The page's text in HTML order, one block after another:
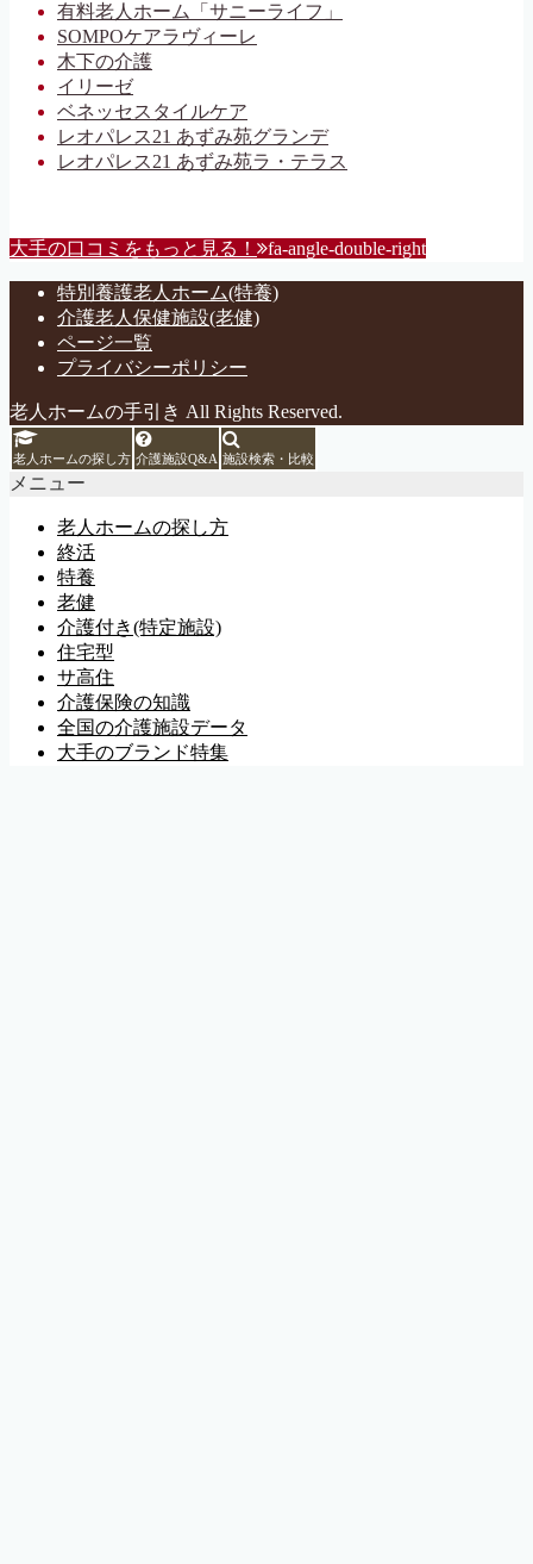
有料老人ホーム「サニーライフ」
SOMPOケアラヴィーレ
木下の介護
イリーゼ
ベネッセスタイルケア
レオパレス21 あずみ苑グランデ
レオパレス21 あずみ苑ラ・テラス
大手の口コミをもっと見る！ fa-angle-double-right
特別養護老人ホーム(特養)
介護老人保健施設(老健)
ページ一覧
プライバシーポリシー
老人ホームの手引き All Rights Reserved.
老人ホームの探し方 介護施設Q&A 施設検索・比較
メニュー
老人ホームの探し方
終活
特養
老健
介護付き(特定施設)
住宅型
サ高住
介護保険の知識
全国の介護施設データ
大手のブランド特集